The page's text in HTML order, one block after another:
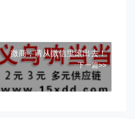
微商，请从微信里滚出去！
下一篇>>